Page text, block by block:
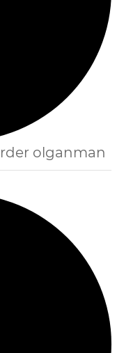
olganman